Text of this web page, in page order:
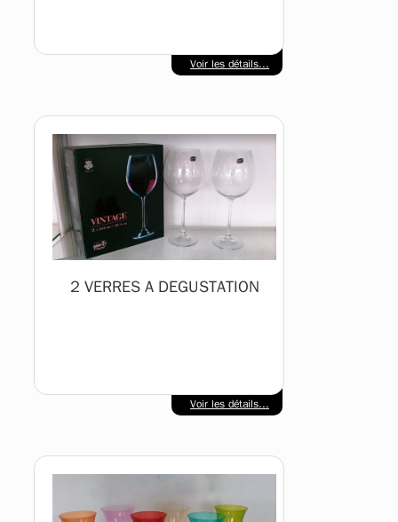
Voir les détails...
2 VERRES A DEGUSTATION
Voir les détails...